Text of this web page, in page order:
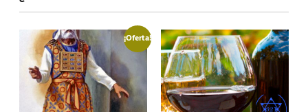
¡Oferta!